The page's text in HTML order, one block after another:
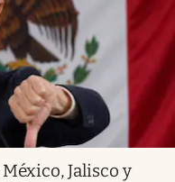
Jalisco y